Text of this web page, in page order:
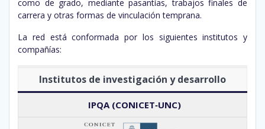
como de grado, mediante pasantías, trabajos finales de
carrera y otras formas de vinculación temprana.
La red está conformada por los siguientes institutos y
compañías:
Institutos de investigación y desarrollo
IPQA (CONICET‑UNC)